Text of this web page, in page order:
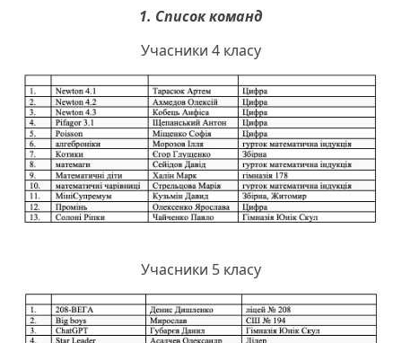
1. Список команд
Учасники 4 класу
Учасники 5 класу